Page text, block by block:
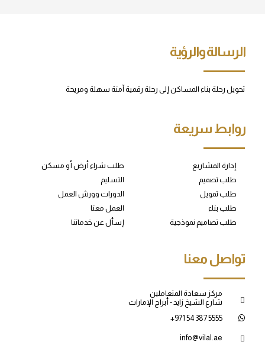
الرسالة والرؤية
تحويل رحلة بناء المساكن إلى رحلة رقمية آمنة سهلة ومريحة
روابط سريعة
إدارة المشاريع
طلب تصميم
طلب تمويل
طلب بناء
طلب تصاميم نموذجية
طلب شراء أرض أو مسكن
التسليم
الدورات وورش العمل
العمل معنا
إسأل عن خدماتنا
تواصل معنا
مركز سعادة المتعاملين
شارع الشيخ زايد - أبراج الإمارات
+971 54 387 5555
info@vilal.ae